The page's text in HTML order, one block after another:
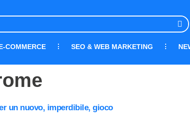
COMMERCE SEO & WEB MARKETING
un nuovo, imperdibile, gioco